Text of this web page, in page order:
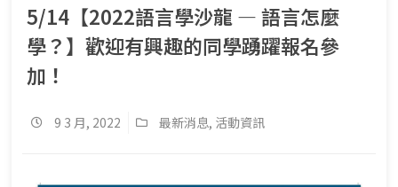
5/14【2022語言學沙龍 — 語言怎麼
學？】歡迎有興趣的同學踴躍報名參
加！
9 3 月, 2022 最新消息, 活動資訊